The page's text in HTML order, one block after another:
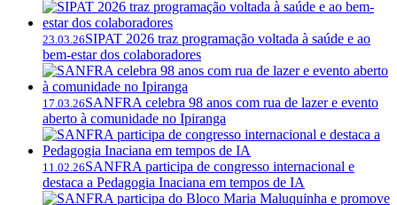
23.03.26SIPAT 2026 traz programação voltada à saúde e ao
bem-estar dos colaboradores
17.03.26SANFRA celebra 98 anos com rua de lazer e evento
aberto à comunidade no Ipiranga
11.02.26SANFRA participa de congresso internacional e
destaca a Pedagogia Inaciana em tempos de IA